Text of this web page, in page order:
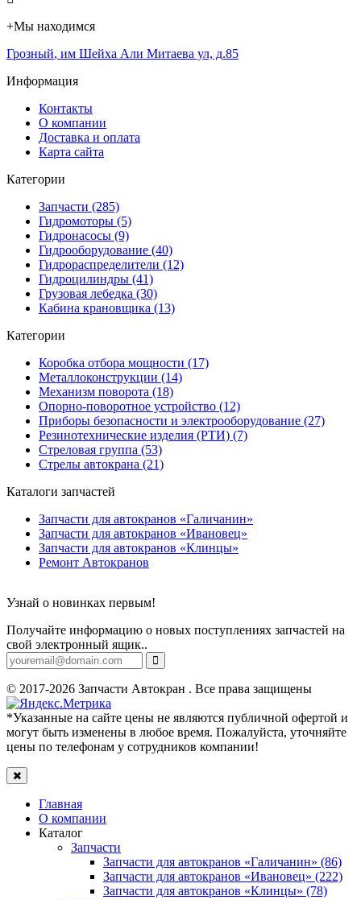
+Мы находимся
Грозный, им Шейха Али Митаева ул, д.85
Информация
Контакты
О компании
Доставка и оплата
Карта сайта
Категории
Запчасти (285)
Гидромоторы (5)
Гидронасосы (9)
Гидрооборудование (40)
Гидрораспределители (12)
Гидроцилиндры (41)
Грузовая лебедка (30)
Кабина крановщика (13)
Категории
Коробка отбора мощности (17)
Металлоконструкции (14)
Механизм поворота (18)
Опорно-поворотное устройство (12)
Приборы безопасности и электрооборудование (27)
Резинотехнические изделия (РТИ) (7)
Стреловая группа (53)
Стрелы автокрана (21)
Каталоги запчастей
Запчасти для автокранов «Галичанин»
Запчасти для автокранов «Ивановец»
Запчасти для автокранов «Клинцы»
Ремонт Автокранов
Узнай о новинках первым!
Получайте информацию о новых поступлениях запчастей на
свой электронный ящик..
© 2017-2026 Запчасти Автокран . Все права защищены
*Указанные на сайте цены не являются публичной офертой и
могут быть изменены в любое время. Пожалуйста, уточняйте
цены по телефонам у сотрудников компании!
Главная
О компании
Каталог
Запчасти
Запчасти для автокранов «Галичанин» (86)
Запчасти для автокранов «Ивановец» (222)
Запчасти для автокранов «Клинцы» (78)